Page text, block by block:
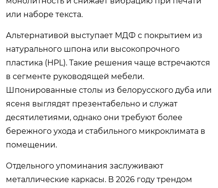
или наборе текста.
Альтернативой выступает МДФ с покрытием из
натурального шпона или высокопрочного
пластика (HPL). Такие решения чаще встречаются
в сегменте руководящей мебели.
Шпонированные столы из белорусского дуба или
ясеня выглядят презентабельно и служат
десятилетиями, однако они требуют более
бережного ухода и стабильного микроклимата в
помещении.
Отдельного упоминания заслуживают
металлические каркасы. В 2026 году трендом